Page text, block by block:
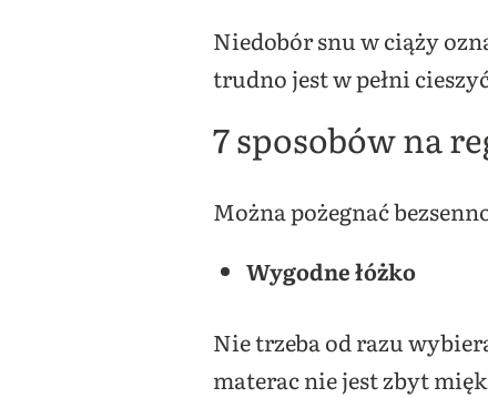
Niedobór snu w ciąży
trudno jest w pełni
7 sposobów na
Można pożegnać
Wygodne łóżko
Nie trzeba od razu
materac nie jest zbyt